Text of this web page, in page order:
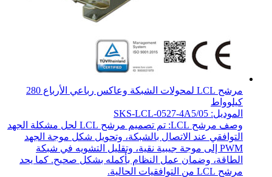
مرشح LCL لمحولات الشبكة وعاكس رباعي الأرباع 280
كيلوواط
الموديل: SKS-LCL-0527-4A5/05
وصف مرشح LCL: تم تصميم مرشح LCL لحل مشكلة الجهد
التوافقي عند الاتصال بالشبكة، وتحويل شكل موجة الجهد
PWM إلى موجة جيبية نقية، وتقليل التشويه في شبكة
الطاقة، وضمان عمل النظام بأكمله بشكل صحيح. كما يحد
مرشح LCL من التوافقيات الحالية.